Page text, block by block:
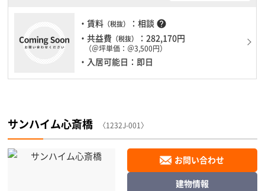
・賃料 （税抜） ：相談 help
・共益費 （税抜） ：282,170円
（＠坪単価：＠3,500円）
・入居可能日：即日
サンハイム心斎橋 〈1232J-001〉
お問い合わせ
建物情報